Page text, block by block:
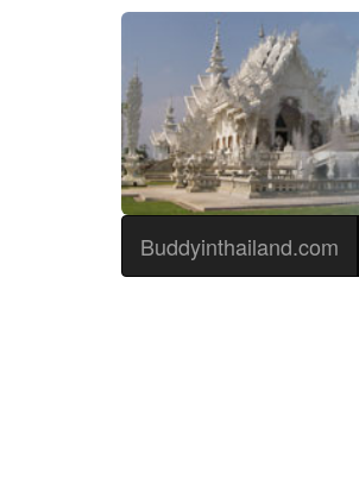
Buddyinthailand.com